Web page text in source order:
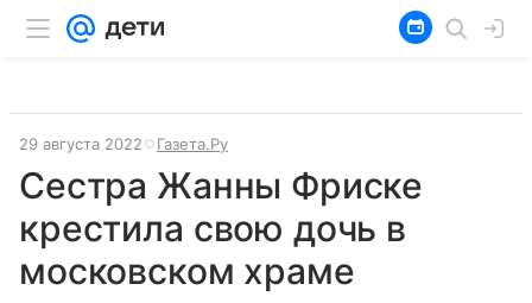
29 августа 2022 Газета.Ру
Сестра Жанны Фриске
крестила свою дочь в
московском храме